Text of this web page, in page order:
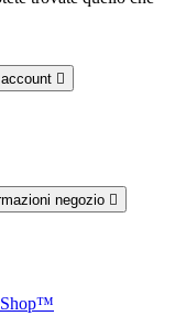

negozio 